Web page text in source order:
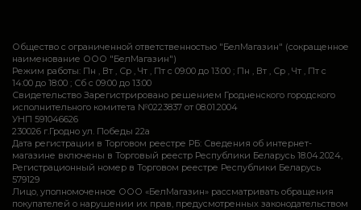
Общество с ограниченной ответственностью "БелМагазин" (сокращенное
наименование ООО "БелМагазин")
Режим работы: Пн , Вт , Ср , Чт , Пт c 09:00 до 13:00 ; Пн , Вт , Ср , Чт , Пт c
14:00 до 18:00 ; Сб c 09:00 до 13:00
Свидетельство Зарегистрировано решением Гродненского городского
исполнительного комитета №0223837 от 08.01.2004
УНП 591046626
230026 г.Гродно ул. Победы 22а
Дата регистрации в Торговом реестре РБ: Сведения об интернет-
магазине включены в Торговый реестр Республики Беларусь 18.04.2024,
Регистрационный номер в Торговом реестре Республики Беларусь
579129
Лицо, уполномоченное ООО «БелМагазин» рассматривать обращения
покупателей о нарушении их прав, предусмотренных законодательством